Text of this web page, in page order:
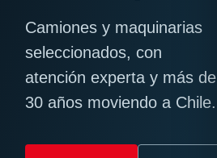
Camiones y maquinarias
seleccionados, con
atención experta y más de
30 años moviendo a Chile.